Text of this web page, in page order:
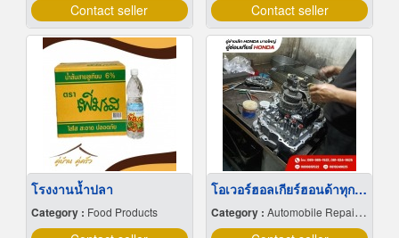
Contact seller Contact seller
โรงงานน้ำปลา
Category : Food Products
โอเวอร์ฮอลเกียร์ฮอนด้าทุกรุ่น
Category : Automobile Repairing & Service